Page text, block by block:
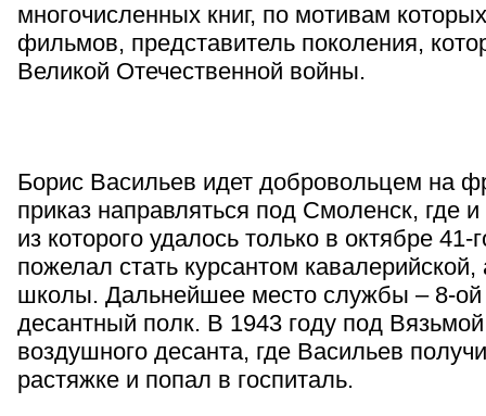
многочисленных книг, по мотивам
фильмов, представитель поколения,
Великой Отечественной войны.
Борис Васильев идет добровольцем на
приказ направляться под Смоленск, где
из которого удалось только в октябре
пожелал стать курсантом
школы. Дальнейшее место службы – 8-ой
десантный полк. В 1943 году под
воздушного десанта, где Васильев
растяжке и попал в госпиталь.